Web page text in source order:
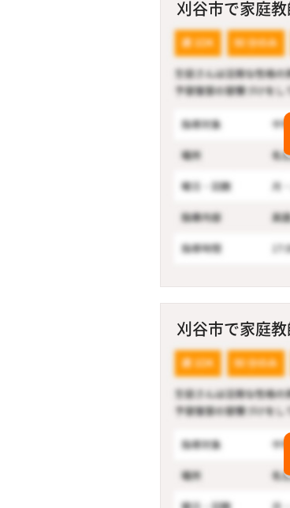
刈谷市で家庭
刈谷市で家庭